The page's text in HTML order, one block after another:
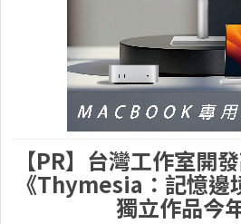
【PR】台灣工作室開
《Thymesia：記憶邊
獨立作品今